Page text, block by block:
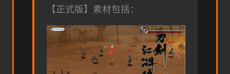
【正式版】素材包括：